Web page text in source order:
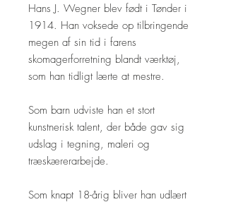
Hans J. Wegner blev født i Tønder i
1914. Han voksede op tilbringende
megen af sin tid i farens
skomagerforretning blandt værktøj,
som han tidligt lærte at mestre.
Som barn udviste han et stort
kunstnerisk talent, der både gav sig
udslag i tegning, maleri og
træskærerarbejde.
Som knapt 18-årig bliver han udlært